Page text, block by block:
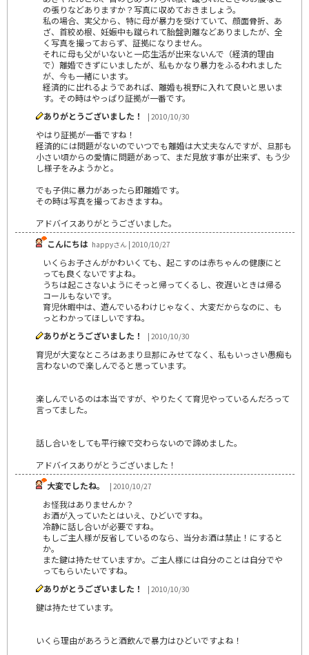
の張りなどありますか？写真に収めておきましょう。
私の場合、実父から、特に母が暴力を受けていて、顔面骨折、あ
ざ、首絞め根、妊娠中も蹴られて胎盤剥離などありましたが、全
く写真を撮っておらず、証拠になりません。
それに母も父がいないと一応生活が出来ないんで（経済的理由
で）離婚できずにいましたが、私もかなり暴力をふるわれました
が、今も一緒にいます。
経済的に出れるようであれば、離婚も視野に入れて良いと思いま
す。その時はやっぱり証拠が一番です。
ありがとうございました！
| 2010/10/30
やはり証拠が一番ですね！
経済的には問題がないのでいつでも離婚は大丈夫なんですが、旦那も
小さい頃からの愛情に問題があって、まだ見放す事が出来ず、もう少
し様子をみようかと。
でも子供に暴力があったら即離婚です。
その時は写真を撮っておきますね。
アドバイスありがとうございました。
こんにちは happyさん | 2010/10/27
いくらお子さんがかわいくても、起こすのは赤ちゃんの健康にと
っても良くないですよね。
うちは起こさないようにそっと帰ってくるし、夜遅いときは帰る
コールもないです。
育児休暇中は、遊んでいるわけじゃなく、大変だからなのに、も
っとわかってほしいですね。
ありがとうございました！
| 2010/10/30
育児が大変なところはあまり旦那にみせてなく、私もいっさい愚痴も
言わないので楽しんでると思っています。
楽しんでいるのは本当ですが、やりたくて育児やっているんだろって
言ってました。
話し合いをしても平行線で交わらないので諦めました。
アドバイスありがとうございました！
大変でしたね。
| 2010/10/27
お怪我はありませんか？
お酒が入っていたとはいえ、ひどいですね。
冷静に話し合いが必要ですね。
もしご主人様が反省しているのなら、当分お酒は禁止！にすると
か。
また鍵は持たせていますか。ご主人様には自分のことは自分でや
ってもらいたいですね。
ありがとうございました！
| 2010/10/30
鍵は持たせています。
いくら理由があろうと酒飲んで暴力はひどいですよね！